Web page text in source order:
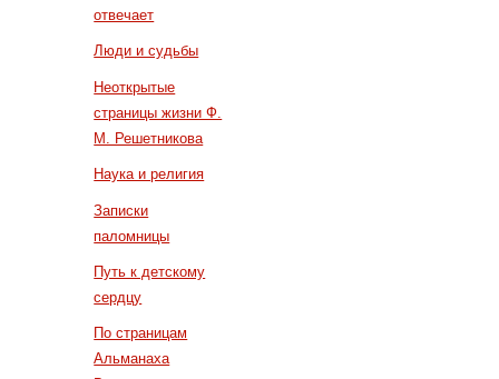
отвечает
Люди и судьбы
Неоткрытые
страницы жизни Ф.
М. Решетникова
Наука и религия
Записки
паломницы
Путь к детскому
сердцу
По страницам
Альманаха